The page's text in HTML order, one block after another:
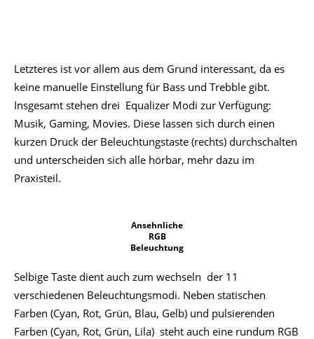
Letzteres ist vor allem aus dem Grund interessant, da es
keine manuelle Einstellung für Bass und Trebble gibt.
Insgesamt stehen drei Equalizer Modi zur Verfügung:
Musik, Gaming, Movies. Diese lassen sich durch einen
kurzen Druck der Beleuchtungstaste (rechts) durchschalten
und unterscheiden sich alle hörbar, mehr dazu im
Praxisteil.
Ansehnliche
RGB
Beleuchtung
Selbige Taste dient auch zum wechseln der 11
verschiedenen Beleuchtungsmodi. Neben statischen
Farben (Cyan, Rot, Grün, Blau, Gelb) und pulsierenden
Farben (Cyan, Rot, Grün, Lila) steht auch eine rundum RGB